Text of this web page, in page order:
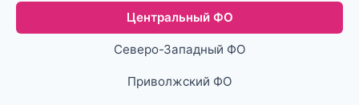
Центральный ФО
Северо-Западный ФО
Приволжский ФО